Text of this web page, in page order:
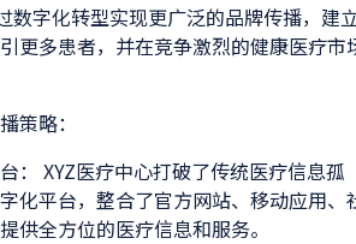
数字化转型实现更广泛的品牌传播，建
更多患者，并在竞争激烈的健康医疗市
策略：
： XYZ医疗中心打破了传统医疗信息孤
化平台，整合了官方网站、移动应用、
供全方位的医疗信息和服务。